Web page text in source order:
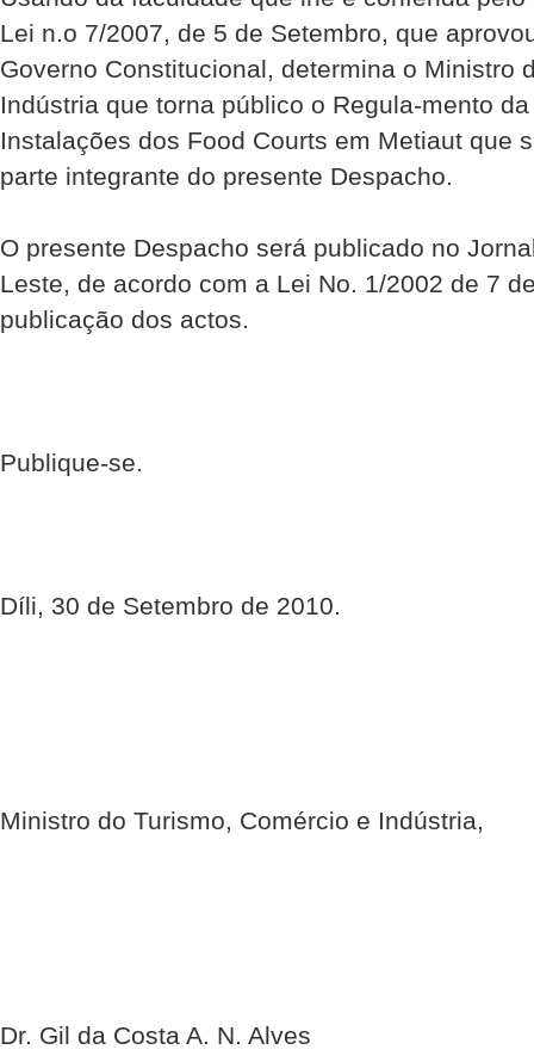
Lei n.o 7/2007, de 5 de Setembro, que
Governo Constitucional, determina o Ministro
Indústria que torna público o Regula-mento
Instalações dos Food Courts em Metiaut que
parte integrante do presente Despacho.
O presente Despacho será publicado no
Leste, de acordo com a Lei No. 1/2002 de 7
publicação dos actos.
Publique-se.
Díli, 30 de Setembro de 2010.
Ministro do Turismo, Comércio e Indústria,
Dr. Gil da Costa A. N. Alves